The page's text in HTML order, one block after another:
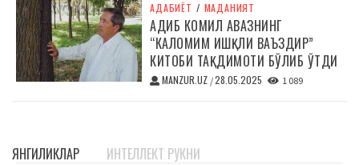
АДАБИЁТ / МАДАНИЯТ
АДИБ КОМИЛ АВАЗНИНГ
“КАЛОМИМ ИШҚЛИ ВАЪЗДИР”
КИТОБИ ТАҚДИМОТИ БЎЛИБ ЎТДИ
MANZUR.UZ /28.05.2025 1 089
ЯНГИЛИКЛАР ИНТЕЛЛЕКТ РУКНИ